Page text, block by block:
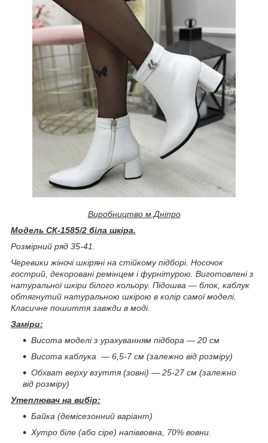
Виробництво м.Дніпро
Модель СК-1585/2 біла шкіра.
Розмірний ряд 35-41.
Черевики жіночі шкіряні на стійкому підборі. Носочок
гострий, декоровані ремінцем і фурнітурою. Виготовлені з
натуральної шкіри білого кольору. Підошва — блок, каблук
обтягнутий натуральною шкірою в колір самої моделі.
Класичне пошиття завжди в моді.
Заміри:
Висота моделі з урахуванням підбора — 20 см
Висота каблука ― 6,5-7 см (залежно від розміру)
Обхват верху взуття (зовні) — 25-27 см (залежно
від розміру)
Утеплювач на вибір:
Байка (демісезонний варіант)
Хутро біле (або сіре) напіввовна, 70% вовни.